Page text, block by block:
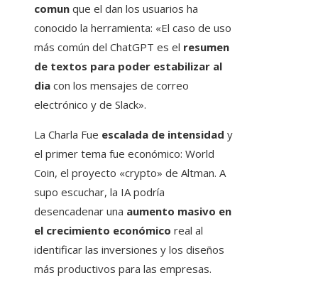
comun que el dan los usuarios ha
conocido la herramienta: «El caso de uso
más común del ChatGPT es el resumen
de textos para poder estabilizar al
dia con los mensajes de correo
electrónico y de Slack».
La Charla Fue escalada de intensidad y
el primer tema fue económico: World
Coin, el proyecto «crypto» de Altman. A
supo escuchar, la IA podría
desencadenar una aumento masivo en
el crecimiento económico real al
identificar las inversiones y los diseños
más productivos para las empresas.